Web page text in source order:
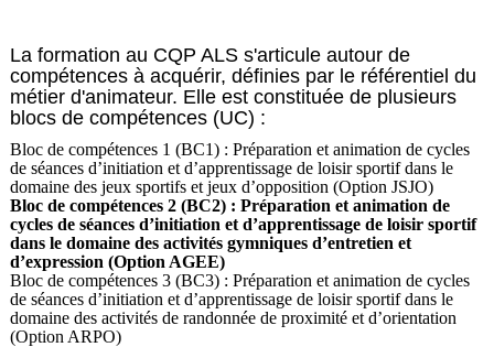
La formation au CQP ALS s'articule autour de
compétences à acquérir, définies par le référentiel du
métier d'animateur. Elle est constituée de plusieurs
blocs de compétences (UC) :
Bloc de compétences 1 (BC1) : Préparation et animation de cycles
de séances d’initiation et d’apprentissage de loisir sportif dans le
domaine des jeux sportifs et jeux d’opposition (Option JSJO)
Bloc de compétences 2 (BC2) : Préparation et animation de
cycles de séances d’initiation et d’apprentissage de loisir sportif
dans le domaine des activités gymniques d’entretien et
d’expression (Option AGEE)
Bloc de compétences 3 (BC3) : Préparation et animation de cycles
de séances d’initiation et d’apprentissage de loisir sportif dans le
domaine des activités de randonnée de proximité et d’orientation
(Option ARPO)